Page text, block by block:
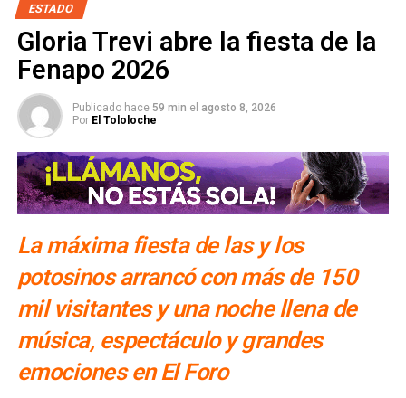
NO TE PIERDAS
Va Torres Cedillo por continuidad en la Secretaría
de Cultura
ESTADO
Gloria Trevi abre la fiesta de la
Fenapo 2026
Publicado hace 59 min el agosto 8, 2026
Por El Tololoche
La máxima fiesta de las y los
potosinos arrancó con más de 150
mil visitantes y una noche llena de
música, espectáculo y grandes
emociones en El Foro